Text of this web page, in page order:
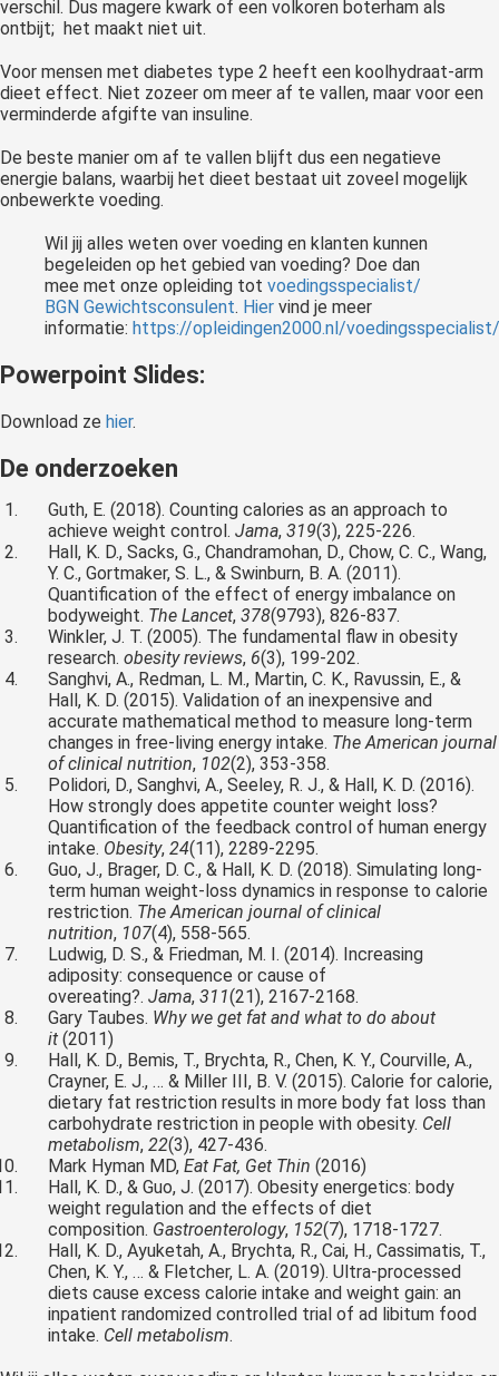
verschil. Dus magere kwark of een volkoren boterham als
ontbijt; het maakt niet uit.
Voor mensen met diabetes type 2 heeft een koolhydraat-arm
dieet effect. Niet zozeer om meer af te vallen, maar voor een
verminderde afgifte van insuline.
De beste manier om af te vallen blijft dus een negatieve
energie balans, waarbij het dieet bestaat uit zoveel mogelijk
onbewerkte voeding.
Wil jij alles weten over voeding en klanten kunnen
begeleiden op het gebied van voeding? Doe dan
mee met onze opleiding tot voedingsspecialist/
BGN Gewichtsconsulent. Hier vind je meer
informatie: https://opleidingen2000.nl/voedingsspecialist/
Powerpoint Slides:
Download ze hier.
De onderzoeken
Guth, E. (2018). Counting calories as an approach to
achieve weight control.Jama,319(3), 225-226.
Hall, K. D., Sacks, G., Chandramohan, D., Chow, C. C., Wang,
Y. C., Gortmaker, S. L., & Swinburn, B. A. (2011).
Quantification of the effect of energy imbalance on
bodyweight. The Lancet,378(9793), 826-837.
Winkler, J. T. (2005). The fundamental flaw in obesity
research.obesity reviews, 6(3), 199-202.
Sanghvi, A., Redman, L. M., Martin, C. K., Ravussin, E., &
Hall, K. D. (2015). Validation of an inexpensive and
accurate mathematical method to measure long-term
changes in free-living energy intake. The American journal
of clinical nutrition, 102(2), 353-358.
Polidori, D., Sanghvi, A., Seeley, R. J., & Hall, K. D. (2016).
How strongly does appetite counter weight loss?
Quantification of the feedback control of human energy
intake. Obesity,24(11), 2289-2295.
Guo, J., Brager, D. C., & Hall, K. D. (2018). Simulating long-
term human weight-loss dynamics in response to calorie
restriction. The American journal of clinical
nutrition, 107(4), 558-565.
Ludwig, D. S., & Friedman, M. I. (2014). Increasing
adiposity: consequence or cause of
overeating?.Jama,311(21), 2167-2168.
Gary Taubes. Why we get fat and what to do about
it(2011)
Hall, K. D., Bemis, T., Brychta, R., Chen, K. Y., Courville, A.,
Crayner, E. J., … & Miller III, B. V. (2015). Calorie for calorie,
dietary fat restriction results in more body fat loss than
carbohydrate restriction in people with obesity. Cell
metabolism,22(3), 427-436.
Mark Hyman MD,Eat Fat, Get Thin(2016)
Hall, K. D., & Guo, J. (2017). Obesity energetics: body
weight regulation and the effects of diet
composition. Gastroenterology, 152(7), 1718-1727.
Hall, K. D., Ayuketah, A., Brychta, R., Cai, H., Cassimatis, T.,
Chen, K. Y., … & Fletcher, L. A. (2019). Ultra-processed
diets cause excess calorie intake and weight gain: an
inpatient randomized controlled trial of ad libitum food
intake. Cell metabolism.